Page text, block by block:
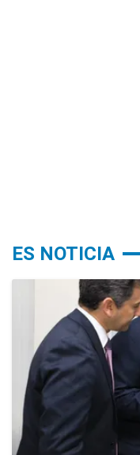
ES NOTICIA